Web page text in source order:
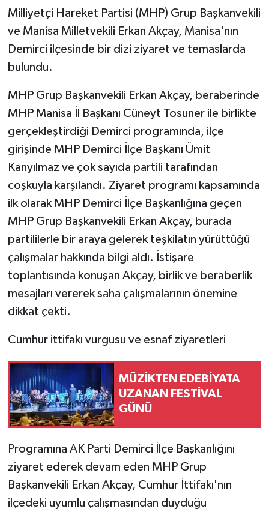
Milliyetçi Hareket Partisi (MHP) Grup Başkanvekili
ve Manisa Milletvekili Erkan Akçay, Manisa'nın
Demirci ilçesinde bir dizi ziyaret ve temaslarda
bulundu.
MHP Grup Başkanvekili Erkan Akçay, beraberinde
MHP Manisa İl Başkanı Cüneyt Tosuner ile birlikte
gerçekleştirdiği Demirci programında, ilçe
girişinde MHP Demirci İlçe Başkanı Ümit
Kanyılmaz ve çok sayıda partili tarafından
coşkuyla karşılandı. Ziyaret programı kapsamında
ilk olarak MHP Demirci İlçe Başkanlığına geçen
MHP Grup Başkanvekili Erkan Akçay, burada
partililerle bir araya gelerek teşkilatın yürüttüğü
çalışmalar hakkında bilgi aldı. İstişare
toplantısında konuşan Akçay, birlik ve beraberlik
mesajları vererek saha çalışmalarının önemine
dikkat çekti.
Cumhur ittifakı vurgusu ve esnaf ziyaretleri
MÜZİKTEN EDEBİYATA
UZANAN FESTİVAL
GÜNÜ
Programına AK Parti Demirci İlçe Başkanlığını
ziyaret ederek devam eden MHP Grup
Başkanvekili Erkan Akçay, Cumhur İttifakı'nın
ilçedeki uyumlu çalışmasından duyduğu